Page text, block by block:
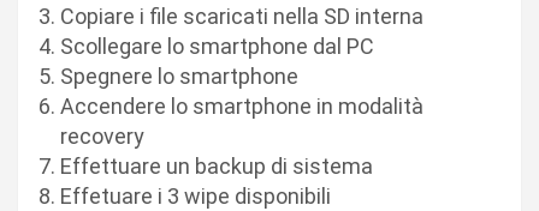
Copiare i file scaricati nella SD interna
Scollegare lo smartphone dal PC
Spegnere lo smartphone
Accendere lo smartphone in modalità
recovery
Effettuare un backup di sistema
Effetuare i 3 wipe disponibili